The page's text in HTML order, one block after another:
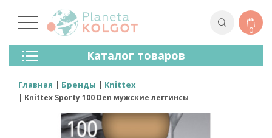
0
Каталог товаров
Колготки
Чулки
Лосины (леггинсы)
Спортивная Одежда
Главная Бренды Knittex
Knittex Sporty 100 Den мужские леггинсы